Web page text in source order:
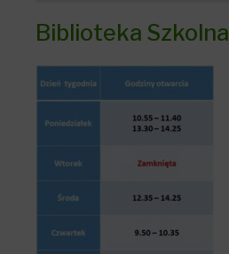
Biblioteka Szkolna